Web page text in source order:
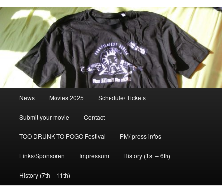
News Movies 2025 Schedule/ Tickets
Submit your movie Contact
TOO DRUNK TO POGO Festival PM/ press infos
Links/Sponsoren Impressum History (1st – 6th)
History (7th – 11th)